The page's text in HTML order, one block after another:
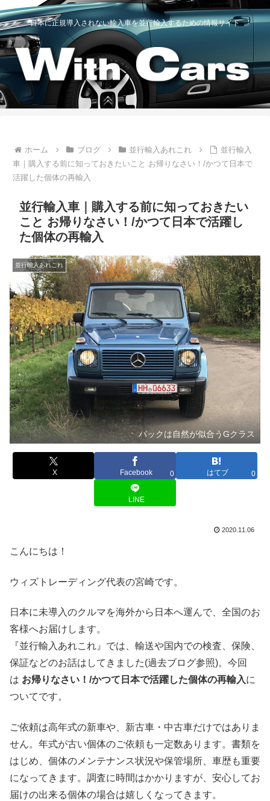
日本に正規導入されない輸入車を並行輸入するための情報サイト
ホーム ブログ 並行輸入あれこれ
並行輸入
車｜購入する前に知っておきたいこと お帰りなさい！/かつて日本で
活躍した個体の再輸入
並行輸入車｜購入する前に知っておきたい
こと お帰りなさい！/かつて日本で活躍し
た個体の再輸入
並行輸入あれこれ
バックは自然が似合うGクラス
X Facebook 0 はてブ 0
LINE
2020.11.06
こんにちは！
ウィズトレーディング代表の宮崎です。
日本に未導入のクルマを海外から日本へ運んで、全国のお
客様へお届けします。
『並行輸入あれこれ』では、輸送や国内での検査、保険、
保証などのお話はしてきました(過去ブログ参照)。今回
は お帰りなさい！/かつて日本で活躍した個体の再輸入に
ついてです。
ご依頼は高年式の新車や、新古車・中古車だけではありま
せん。年式が古い個体のご依頼も一定数あります。書類を
はじめ、個体のメンテナンス状況や保管場所、車歴も重要
になってきます。調査に時間はかかりますが、安心してお
届けの出来る個体の場合は嬉しくなってきます。